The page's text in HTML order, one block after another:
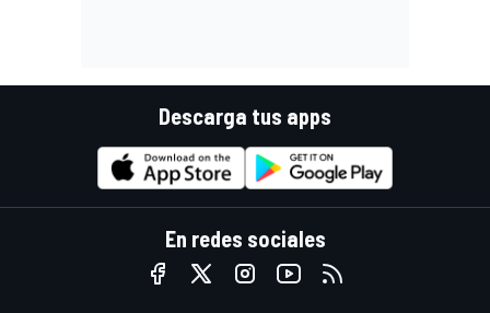
Descarga tus apps
En redes sociales